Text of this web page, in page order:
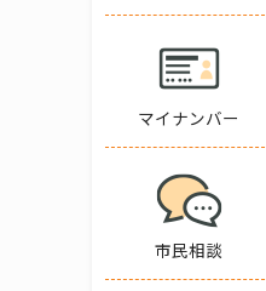
マイナンバー
市民相談